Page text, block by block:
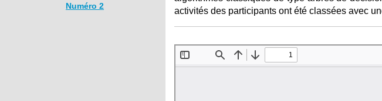
Numéro 2
activités des participants ont été classées avec